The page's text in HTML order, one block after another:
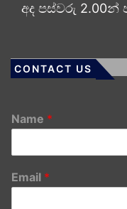
අද පස්වරු 2.00න්
CONTACT US
Name *
Email *